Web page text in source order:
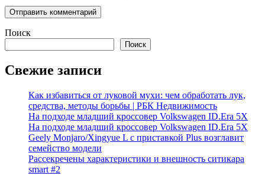
Поиск
Поиск
Свежие записи
Как избавиться от луковой мухи: чем обработать лук,
средства, методы борьбы | РБК Недвижимость
На подходе младший кроссовер Volkswagen ID.Era 5X
На подходе младший кроссовер Volkswagen ID.Era 5X
Geely Monjaro/Xingyue L с приставкой Plus возглавит
семейство модели
Рассекречены характеристики и внешность ситикара
smart #2